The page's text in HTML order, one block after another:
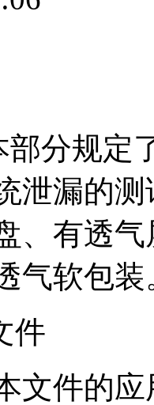
部分规定
泄漏的
、有透
气软包装
件
文件的